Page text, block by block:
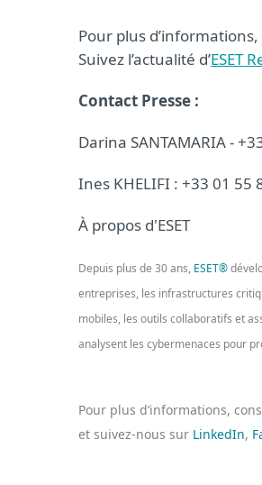
Pour plus
Suivez l’actualité d’ESET
Contact Presse :
Darina SANTAMARIA -
Ines KHELIFI : +33 01 55
À propos d'ESET
Depuis plus de 30 ans, ESET®
entreprises, les infrastructures
mobiles, les outils collaboratifs et
analysent les cybermenaces pour
Pour plus d’informations,
et suivez-nous sur LinkedIn,